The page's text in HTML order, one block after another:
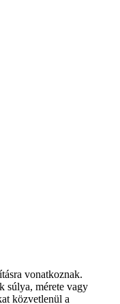
vonatkoznak.
súlya, mérete vagy
közvetlenül a